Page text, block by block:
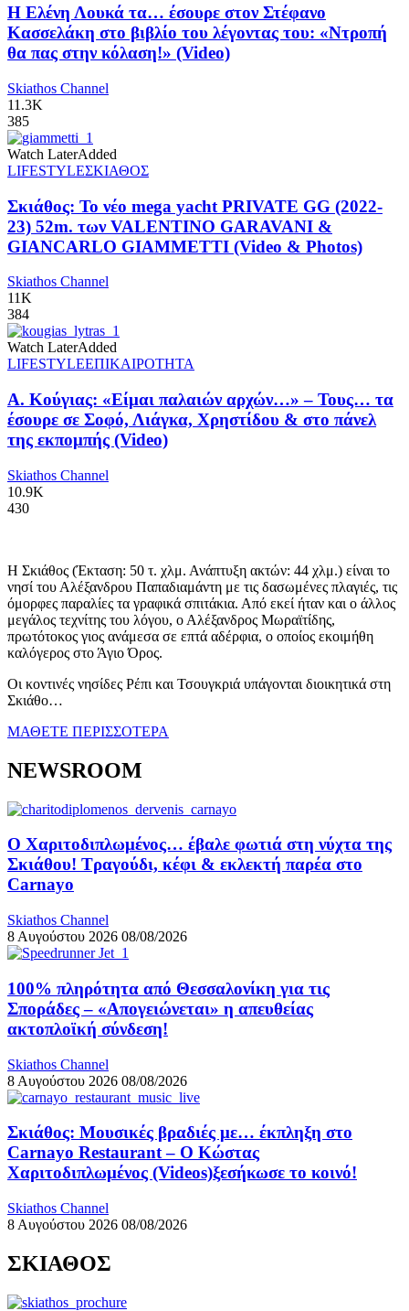
Η Ελένη Λουκά τα… έσουρε στον Στέφανο
Κασσελάκη στο βιβλίο του λέγοντας του: «Ντροπή
θα πας στην κόλαση!» (Video)
Skiathos Channel
11.3K
385
Watch LaterAdded
LIFESTYLEΣΚΙΑΘΟΣ
Σκιάθος: Το νέο mega yacht PRIVATE GG (2022-
23) 52m. των VALENTINO GARAVANI &
GIANCARLO GIAMMETTI (Video & Photos)
Skiathos Channel
11K
384
Watch LaterAdded
LIFESTYLEΕΠΙΚΑΙΡΟΤΗΤΑ
Α. Κούγιας: «Είμαι παλαιών αρχών…» – Τους… τα
έσουρε σε Σοφό, Λιάγκα, Χρηστίδου & στο πάνελ
της εκπομπής (Video)
Skiathos Channel
10.9K
430
Η Σκιάθος (Έκταση: 50 τ. χλμ. Ανάπτυξη ακτών: 44 χλμ.) είναι το
νησί του Αλέξανδρου Παπαδιαμάντη με τις δασωμένες πλαγιές, τις
όμορφες παραλίες τα γραφικά σπιτάκια. Από εκεί ήταν και ο άλλος
μεγάλος τεχνίτης του λόγου, ο Αλέξανδρος Μωραϊτίδης,
πρωτότοκος γιος ανάμεσα σε επτά αδέρφια, ο οποίος εκοιμήθη
καλόγερος στο Άγιο Όρος.
Οι κοντινές νησίδες Ρέπι και Τσουγκριά υπάγονται διοικητικά στη
Σκιάθο…
ΜΑΘΕΤΕ ΠΕΡΙΣΣΟΤΕΡΑ
NEWSROOM
Ο Χαριτοδιπλωμένος… έβαλε φωτιά στη νύχτα της
Σκιάθου! Τραγούδι, κέφι & εκλεκτή παρέα στο
Carnayo
Skiathos Channel
8 Αυγούστου 2026 08/08/2026
100% πληρότητα από Θεσσαλονίκη για τις
Σποράδες – «Απογειώνεται» η απευθείας
ακτοπλοϊκή σύνδεση!
Skiathos Channel
8 Αυγούστου 2026 08/08/2026
Σκιάθος: Μουσικές βραδιές με… έκπληξη στο
Carnayo Restaurant – Ο Κώστας
Χαριτοδιπλωμένος (Videos)ξεσήκωσε το κοινό!
Skiathos Channel
8 Αυγούστου 2026 08/08/2026
ΣΚΙΑΘΟΣ